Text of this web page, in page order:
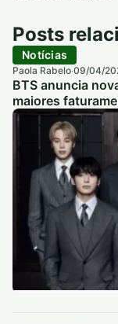
Posts
Notícias
Paola Rabelo·09/04/
BTS anuncia
maiores